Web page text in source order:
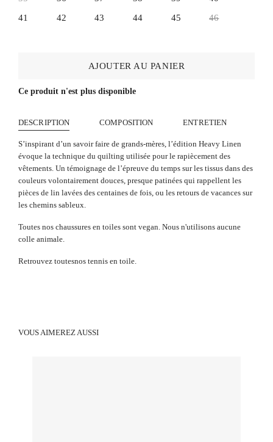
41
42 43 44 45 46
AJOUTER AU PANIER
Ce produit n'est plus disponible
DESCRIPTION COMPOSITION ENTRETIEN
S’inspirant d’un savoir faire de grands-mères, l’édition Heavy Linen
évoque la technique du quilting utilisée pour le rapiècement des
vêtements. Un témoignage de l’épreuve du temps sur les tissus dans des
couleurs volontairement douces, presque patinées qui rappellent les
pièces de lin lavées des centaines de fois, ou les retours de vacances sur
les chemins sableux.
Toutes nos chaussures en toiles sont vegan. Nous n'utilisons aucune
colle animale.
Retrouvez toutesnos tennis en toile.
VOUS AIMEREZ AUSSI